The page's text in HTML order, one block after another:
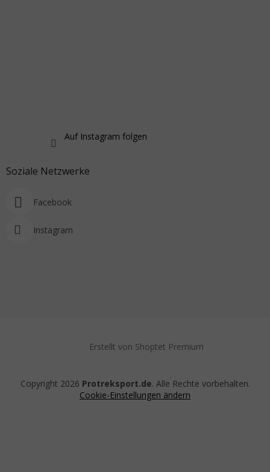
Auf Instagram folgen
Soziale Netzwerke
Facebook
Instagram
Erstellt von Shoptet Premium
Copyright 2026 Protreksport.de. Alle Rechte vorbehalten.
Cookie-Einstellungen ändern